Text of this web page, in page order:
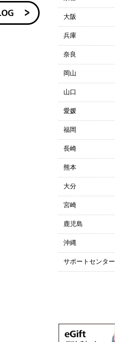
大阪
兵庫
奈良
岡山
山口
愛媛
福岡
長崎
熊本
大分
宮崎
鹿児島
沖縄
サポートセンター